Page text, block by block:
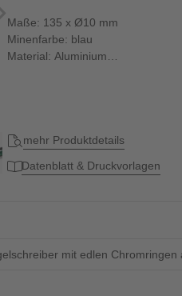
Maße: 135 x Ø10 mm
Minenfarbe: blau
Material: Aluminium
mehr Produktdetails
Datenblatt & Druckvorlagen
mit edlen Chromringen